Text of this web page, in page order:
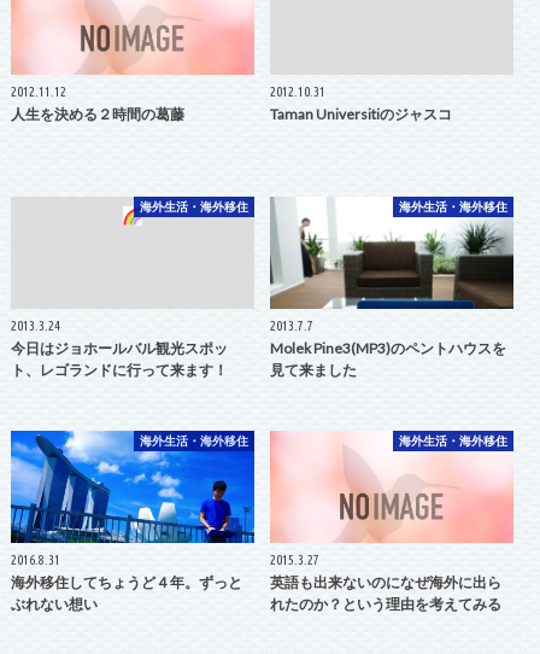
2012.11.12
人生を決める２時間の葛藤
2012.10.31
Taman Universitiのジャスコ
海外生活・海外移住
2013.3.24
今日はジョホールバル観光スポッ
ト、レゴランドに行って来ます！
海外生活・海外移住
2013.7.7
Molek Pine3(MP3)のペントハウスを
見て来ました
海外生活・海外移住
2016.8.31
海外移住してちょうど４年。ずっと
ぶれない想い
海外生活・海外移住
2015.3.27
英語も出来ないのになぜ海外に出ら
れたのか？という理由を考えてみる